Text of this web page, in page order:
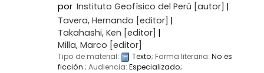
por Instituto Geofísico del Perú [autor]
Tavera, Hernando [editor]
Takahashi, Ken [editor]
Milla, Marco [editor]
Tipo de material: Texto; Forma literaria: No es
ficción ; Audiencia: Especializado;